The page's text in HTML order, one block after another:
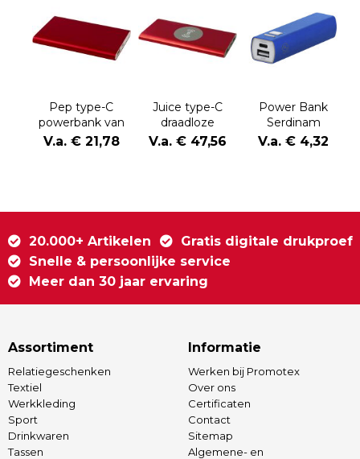
Pep type-C
powerbank van
4000 mAh van
gerecycled
V.a. € 21,78
Juice type-C
draadloze
powerbank van
8000 mAh van
V.a. € 47,56
Power Bank
Serdinam
V.a. € 4,32
20.000+ Artikelen
Gratis digitale drukproef
Snelle & persoonlijke service
Meer dan 30 jaar ervaring
Assortiment
Relatiegeschenken
Textiel
Werkkleding
Sport
Drinkwaren
Tassen
Informatie
Werken bij Promotex
Over ons
Certificaten
Contact
Sitemap
Algemene- en